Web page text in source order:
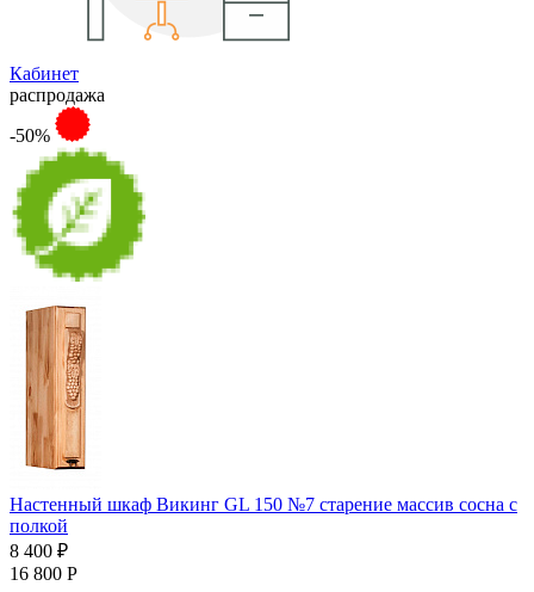
Кабинет
распродажа
-50%
Настенный шкаф Викинг GL 150 №7 старение массив сосна с
полкой
8 400 ₽
16 800 Р